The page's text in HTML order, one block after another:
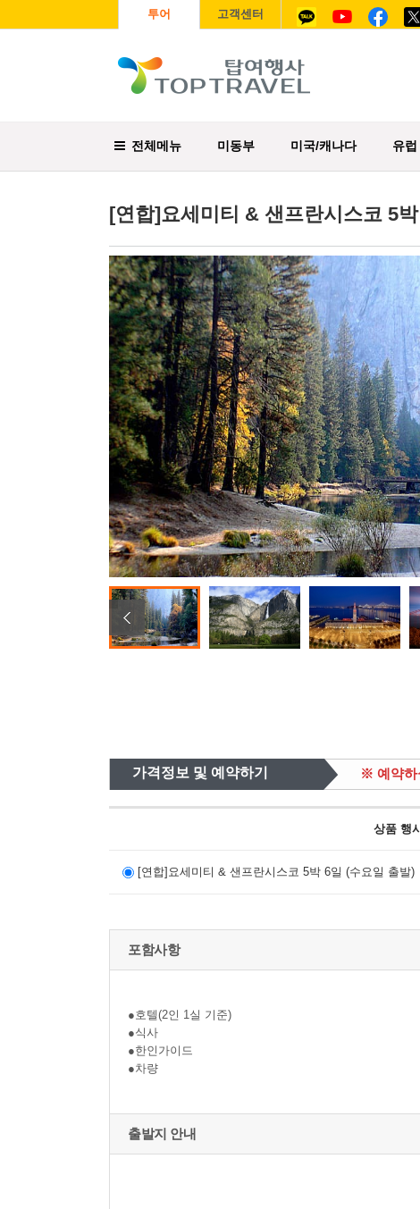
투어 고객센터
전체메뉴 미동부 미국/캐나다 유럽
[연합]요세미티 & 샌프란시스코 5
가격정보 및 예약하기 ※ 예약하
상품 행
[연합]요세미티 & 샌프란시스코 5박 6일 (수요일 출발)
포함사항
●호텔(2인 1실 기준)
●식사
●한인가이드
●차량
출발지 안내